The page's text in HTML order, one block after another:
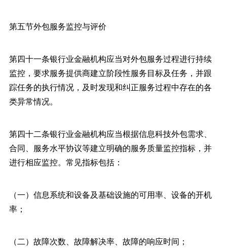
第五节外包服务监控与评价
第四十一条银行业金融机构应当对外包服务过程进行持续
监控，要求服务提供商建立阶段性服务目标及任务，并跟
踪任务的执行情况，及时发现和纠正服务过程中存在的各
类异常情况。
第四十二条银行业金融机构应当根据信息科技外包需求、
合同、服务水平协议等建立明确的服务质量监控指标，并
进行相应监控。常见指标包括：
（一）信息系统和设备及基础设施的可用率、设备的开机
率；
（二）故障次数、故障解决率、故障的响应时间；